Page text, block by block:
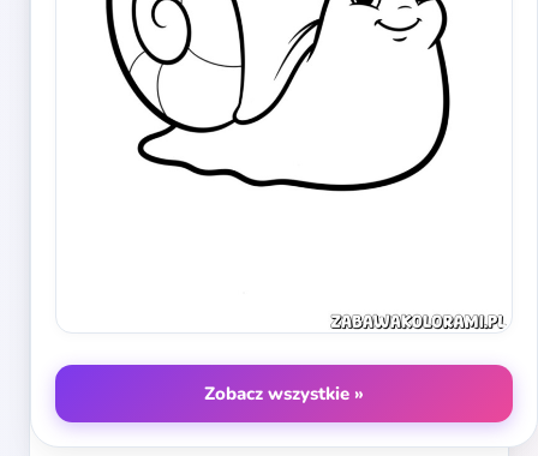
Zobacz wszystkie »